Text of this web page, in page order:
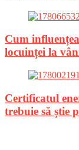
Cum
locuinței la
Certificatul
trebuie să știe